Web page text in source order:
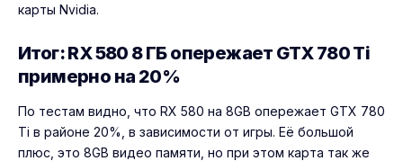
карты Nvidia.
Итог: RX 580 8 ГБ опережает GTX 780 Ti
примерно на 20%
По тестам видно, что RX 580 на 8GB опережает GTX 780
Ti в районе 20%, в зависимости от игры. Её большой
плюс, это 8GB видео памяти, но при этом карта так же